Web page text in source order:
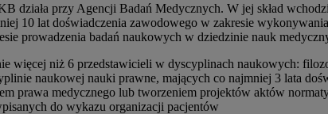
działa przy Agencji Badań Medycznych. W jej skład
10 lat doświadczenia zawodowego w zakresie
prowadzenia badań naukowych w dziedzinie nauk
więcej niż 6 przedstawicieli w dyscyplinach naukowych:
naukowej nauki prawne, mających co najmniej 3 lata
prawa medycznego lub tworzeniem projektów aktów
do wykazu organizacji pacjentów